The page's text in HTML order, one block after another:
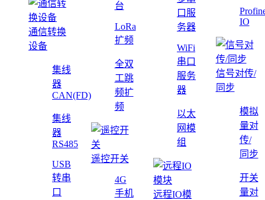
通信转换
设备
集线
器
CAN(FD)
集线
器
RS485
USB
转串
口
台
LoRa
扩频
全双
工跳
频扩
频
遥控开关
4G
手机
口服
务器
WiFi
串口
服务
器
以太
网模
组
远程IO模
IO
信号对传/
同步
模拟
量对
传/
同步
开关
量对